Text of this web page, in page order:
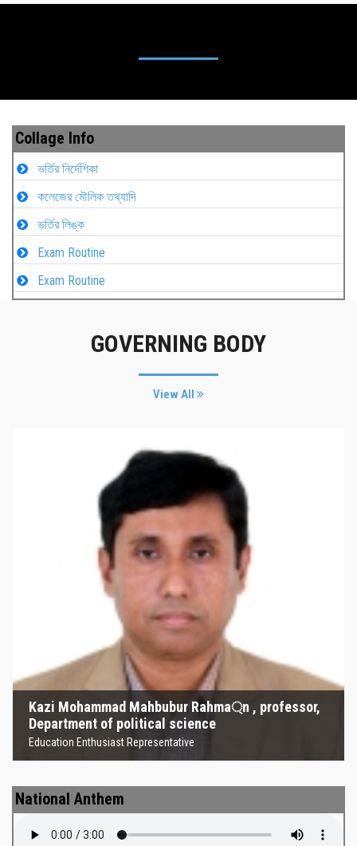
Collage Info
ভর্তির নির্দেশিকা
কলেজের মৌলিক তথ্যাদি
ভর্তির লিঙ্ক
Exam Routine
Exam Routine
GOVERNING BODY
View All
Kazi Mohammad Mahbubur Rahma্‌n , professor,
Department of political science
Education Enthusiast Representative
Kazi Mohammad Mahbubur
Rahma্‌n , professor, Department
of political science
Education Enthusiast Representative
National Anthem